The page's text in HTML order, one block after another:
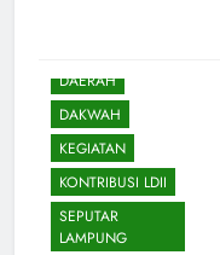
DAERAH
DAKWAH
KEGIATAN
KONTRIBUSI LDII
SEPUTAR
LAMPUNG